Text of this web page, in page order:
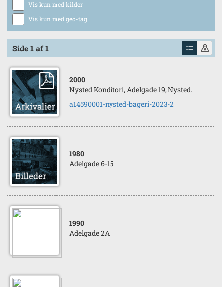
Vis kun med kilder
Vis kun med geo-tag
Side 1 af 1
2000
Nysted Konditori, Adelgade 19, Nysted.
a14590001-nysted-bageri-2023-2
1980
Adelgade 6-15
1990
Adelgade 2A